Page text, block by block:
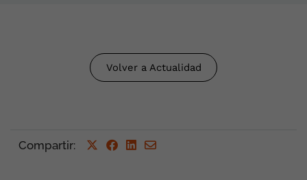
Volver a Actualidad
Compartir: